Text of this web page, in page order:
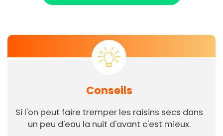
Conseils
Si l'on peut faire tremper les raisins secs dans
un peu d'eau la nuit d'avant c'est mieux.